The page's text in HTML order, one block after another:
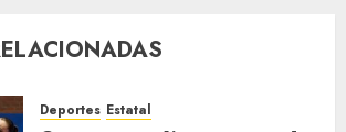
Deportes Estatal